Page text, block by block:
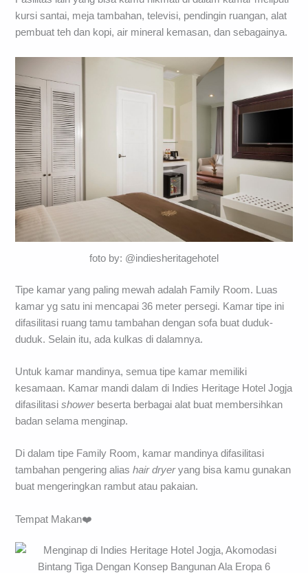
kursi santai, meja tambahan, televisi, pendingin ruangan, alat
pembuat teh dan kopi, air mineral kemasan, dan sebagainya.
foto by: @indiesheritagehotel
Tipe kamar yang paling mewah adalah Family Room. Luas
kamar yg satu ini mencapai 36 meter persegi. Kamar tipe ini
difasilitasi ruang tamu tambahan dengan sofa buat duduk-
duduk. Selain itu, ada kulkas di dalamnya.
Untuk kamar mandinya, semua tipe kamar memiliki
kesamaan. Kamar mandi dalam di Indies Heritage Hotel Jogja
difasilitasishowerbeserta berbagai alat buat membersihkan
badan selama menginap.
Di dalam tipe Family Room, kamar mandinya difasilitasi
tambahan pengering aliashair dryeryang bisa kamu gunakan
buat mengeringkan rambut atau pakaian.
Tempat Makan❤️